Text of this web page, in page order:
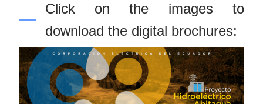
Click on the images to
download the digital brochures: